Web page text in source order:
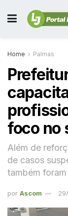
Home Palmas
foco no
Além de
de casos
também
por Ascom